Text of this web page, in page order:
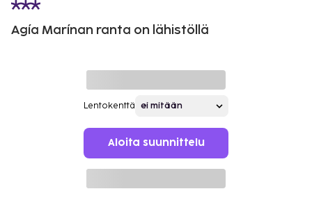
Agía Marínan ranta on lähistöllä
Lentokenttä
Aloita suunnittelu